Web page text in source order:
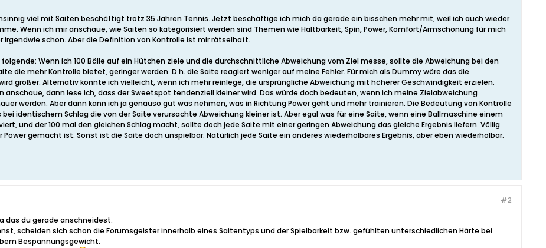
viel mit Saiten beschäftigt trotz 35 Jahren Tennis. Jetzt beschäftige ich mich da gerade ein bisschen mehr mit, weil ich auch wieder
Wenn ich mir anschaue, wie Saiten so kategorisiert werden sind Themen wie Haltbarkeit, Spin, Power, Komfort/Armschonung für mich
irgendwie schon. Aber die Definition von Kontrolle ist mir rätselhaft.
folgende: Wenn ich 100 Bälle auf ein Hütchen ziele und die durchschnittliche Abweichung vom Ziel messe, sollte die Abweichung bei den
die mehr Kontrolle bietet, geringer werden. D.h. die Saite reagiert weniger auf meine Fehler. Für mich als Dummy wäre das die
größer. Alternativ könnte ich vielleicht, wenn ich mehr reinlege, die ursprüngliche Abweichung mit höherer Geschwindigkeit erzielen.
anschaue, dann lese ich, dass der Sweetspot tendenziell kleiner wird. Das würde doch bedeuten, wenn ich meine Zielabweichung
werden. Aber dann kann ich ja genauso gut was nehmen, was in Richtung Power geht und mehr trainieren. Die Bedeutung von Kontrolle
identischem Schlag die von der Saite verursachte Abweichung kleiner ist. Aber egal was für eine Saite, wenn eine Ballmaschine einem
und der 100 mal den gleichen Schlag macht, sollte doch jede Saite mit einer geringen Abweichung das gleiche Ergebnis liefern. Völlig
gemacht ist. Sonst ist die Saite doch unspielbar. Natürlich jede Saite ein anderes wiederholbares Ergebnis, aber eben wiederholbar.
#2
das du gerade anschneidest.
scheiden sich schon die Forumsgeister innerhalb eines Saitentyps und der Spielbarkeit bzw. gefühlten unterschiedlichen Härte bei
Bespannungsgewicht.